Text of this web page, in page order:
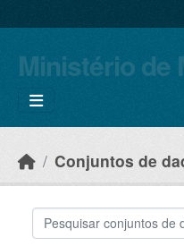
Ministério de
Conjuntos de